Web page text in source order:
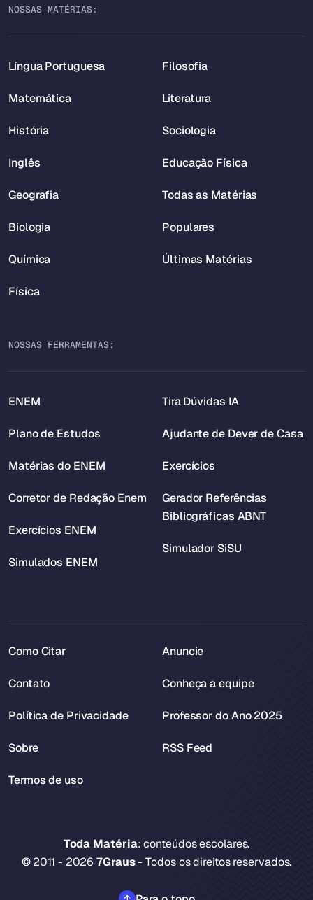
NOSSAS MATÉRIAS:
Língua Portuguesa
Matemática
História
Inglês
Geografia
Biologia
Química
Física
Filosofia
Literatura
Sociologia
Educação Física
Todas as Matérias
Populares
Últimas Matérias
NOSSAS FERRAMENTAS:
ENEM
Plano de Estudos
Matérias do ENEM
Corretor de Redação Enem
Exercícios ENEM
Simulados ENEM
Tira Dúvidas IA
Ajudante de Dever de Casa
Exercícios
Gerador Referências
Bibliográficas ABNT
Simulador SiSU
Toda Matéria: conteúdos escolares.
© 2011 - 20267Graus- Todos os direitos reservados.
Como Citar
Contato
Política de Privacidade
Sobre
Termos de uso
Anuncie
Conheça a equipe
Professor do Ano 2025
RSS Feed